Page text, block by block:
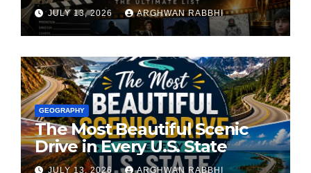
JULY 13, 2026 ARGHWAN RABBHI
GEOGRAPHY
The Most Beautiful Scenic
Drive in Every U.S. State
JULY 13, 2026 ARGHWAN RABBHI